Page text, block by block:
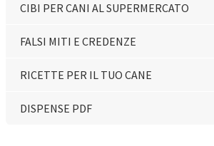
CIBI PER CANI AL SUPERMERCATO
FALSI MITI E CREDENZE
RICETTE PER IL TUO CANE
DISPENSE PDF